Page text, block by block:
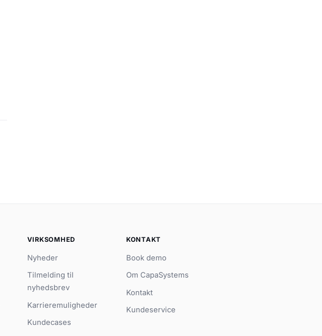
VIRKSOMHED
Nyheder
Tilmelding til
nyhedsbrev
Karrieremuligheder
Kundecases
KONTAKT
Book demo
Om CapaSystems
Kontakt
Kundeservice